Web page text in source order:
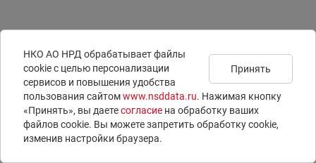
Принять
НКО АО НРД обрабатывает файлы
сookie с целью персонализации
сервисов и повышения удобства
пользования сайтомwww.nsddata.ru. Нажимая кнопку
«Принять», вы даетесогласие на обработку ваших
файлов cookie. Вы можете запретить обработку сookie,
изменив настройки браузера.
Документы
Юридическая информация
Контакты
Вопросы и ответы
Раскрытие информации
ISIN-коды
LEI-коды
E-voting – электронное голосование
Подписаться на